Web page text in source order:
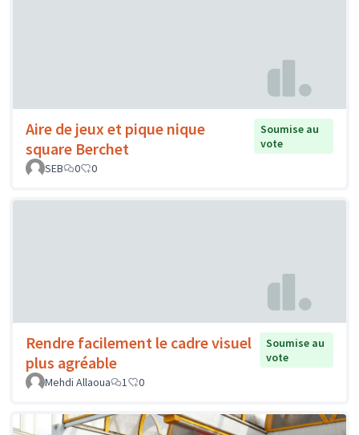
Aire de jeux et pique nique
square Berchet
Soumise au
vote
SEB
0 0
Rendre facilement le cadre visuel
plus agréable
Soumise au
vote
Mehdi Allaoua
1 0